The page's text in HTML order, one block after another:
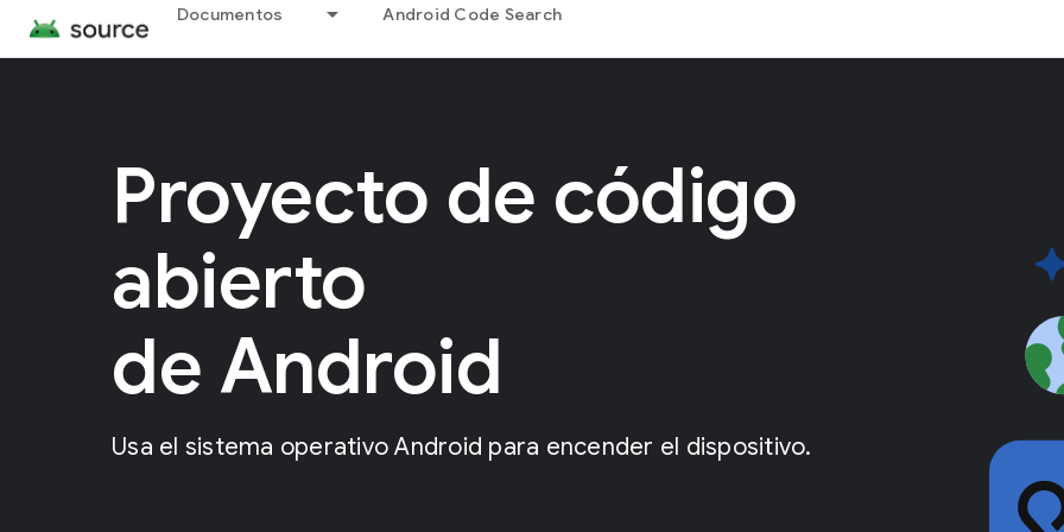
Documentos Android Code Search
Proyecto de código
abierto
de Android
Usa el sistema operativo Android para encender el dispositivo.